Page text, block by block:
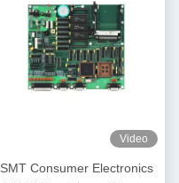
Video
SMT Consumer Electronics